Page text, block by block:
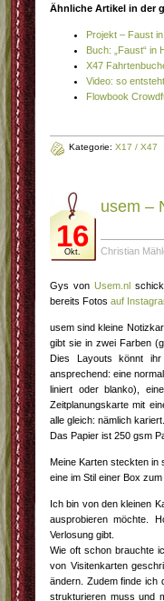
Ähnliche Artikel in der
Projekt – Faust
Buch: „Faust“ in
X47
Video: so
Flowbook
Kategorie: X17 / X47
16
Okt.
usem –
Christian
Gys von Usem.nl
bereits Fotos auf
usem sind kleine
gibt sie in zwei Farben
Dies Layouts könnt ihr
ansprechend: eine
liniert oder blanko),
Zeitplanungskarte mit
alle gleich: nämlich kariert.
Das Papier ist 250 gsm
Meine Karten steckten in
eine im Stil einer Box zum
Ich bin von den kleinen
ausprobieren möchte.
Verlosung gibt.
Wie oft schon brauchte
von Visitenkarten
ändern. Zudem finde ich
strukturieren muss und